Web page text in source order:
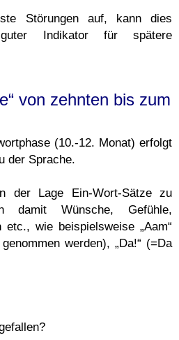
Störungen auf, kann dies
Indikator für spätere
von zehnten bis zum
(10.-12. Monat) erfolgt
der Sprache.
der Lage Ein-Wort-Sätze zu
damit Wünsche, Gefühle,
etc., wie beispielsweise „Aam“
werden), „Da!“ (=Da